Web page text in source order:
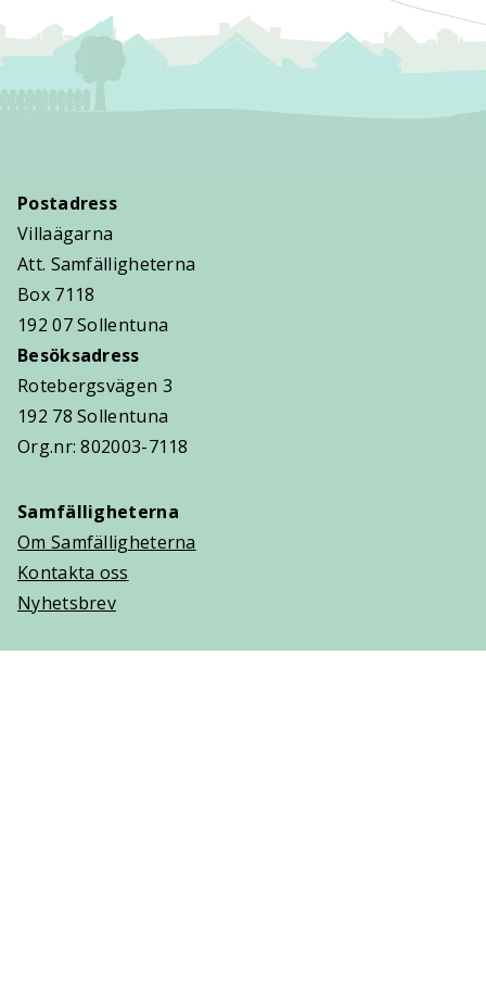
Postadress
Villaägarna
Att. Samfälligheterna
Box 7118
192 07 Sollentuna
Besöksadress
Rotebergsvägen 3
192 78 Sollentuna
Org.nr: 802003-7118
Samfälligheterna
Om Samfälligheterna
Kontakta oss
Nyhetsbrev